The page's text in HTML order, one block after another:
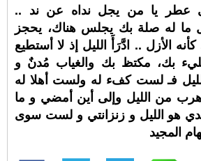
عطر يا من يجل نداه عن ند ..
ما له صلة بك يجلس هناك، يحجز
الأزل .. ادَّرَأَ الليل إذ لا أستطيع
بك، مكتظ بك والغياب مُدنٌ و
فـ لست كفء له ولست أهلا له
من الليل وإلى أين أمضي و ما
هو الليل و زنزانتي و لست سوى
المجيد